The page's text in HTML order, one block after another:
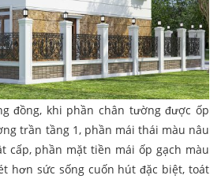
đồng, khi phần chân tường được ốp
trần tầng 1, phần mái thái màu nâu
cấp, phần mặt tiền mái ốp gạch màu
hơn sức sống cuốn hút đặc biệt, toát